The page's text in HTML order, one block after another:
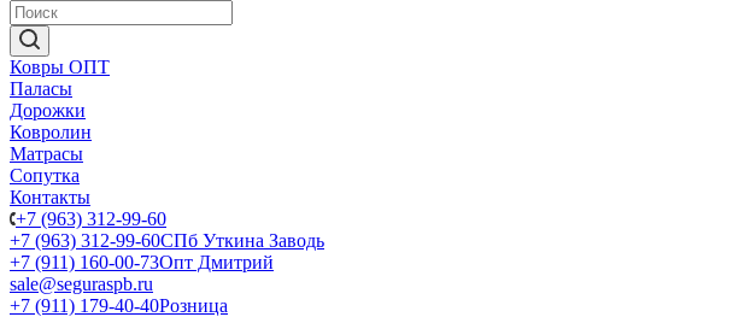
Ковры ОПТ
Паласы
Дорожки
Ковролин
Матрасы
Сопутка
Контакты
+7 (963) 312-99-60
+7 (963) 312-99-60СПб Уткина Заводь
+7 (911) 160-00-73Опт Дмитрий
sale@seguraspb.ru
+7 (911) 179-40-40Розница